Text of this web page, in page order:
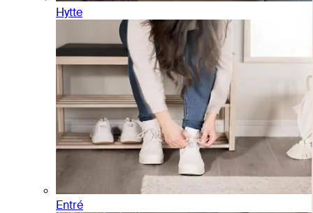
Hytte
Entré